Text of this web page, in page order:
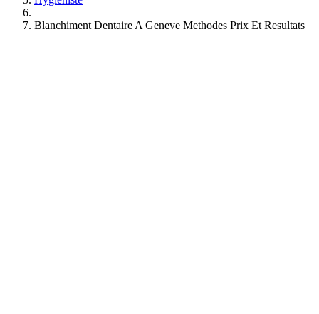
Blanchiment Dentaire A Geneve Methodes Prix Et Resultats